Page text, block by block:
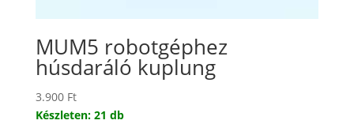
MUM5 robotgéphez
húsdaráló kuplung
3.900 Ft
Készleten: 21 db